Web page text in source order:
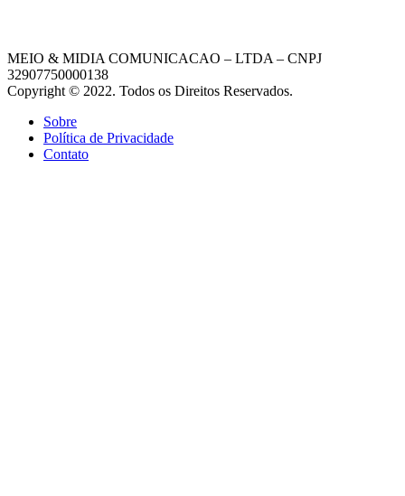
MEIO & MIDIA COMUNICACAO – LTDA – CNPJ
32907750000138
Copyright © 2022. Todos os Direitos Reservados.
Sobre
Política de Privacidade
Contato